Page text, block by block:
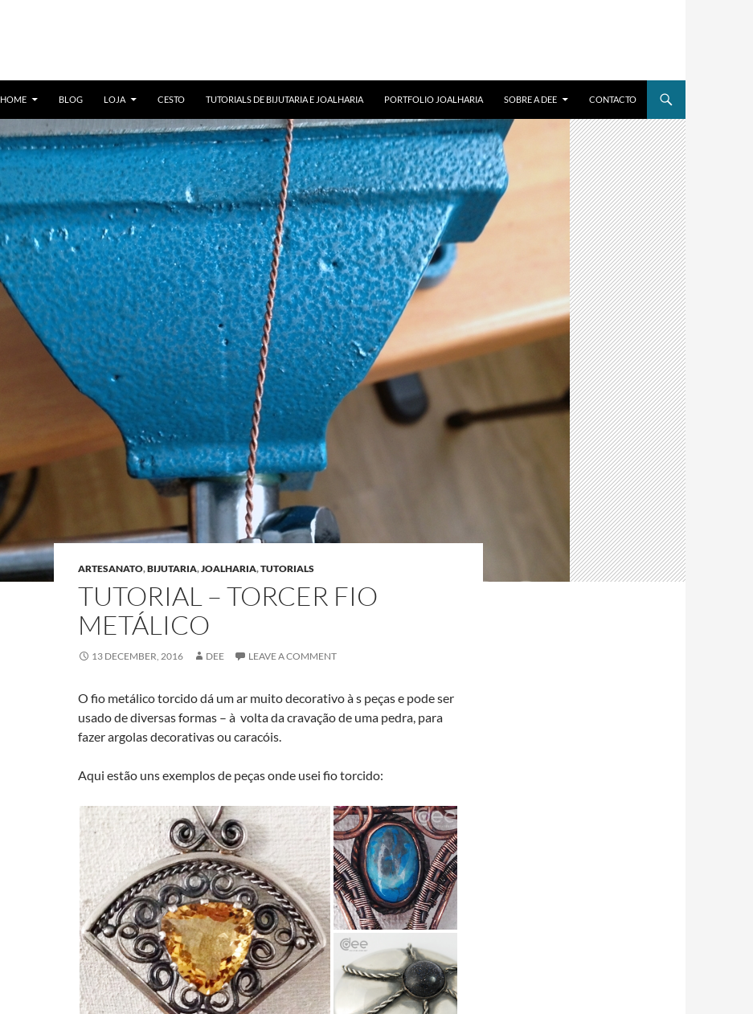
HOME BLOG LOJA CESTO TUTORIALS DE BIJUTARIA E JOALHARIA PORTFOLIO JOALHARIA SOBRE A DEE CONTACTO
ARTESANATO,BIJUTARIA,JOALHARIA,TUTORIALS
TUTORIAL – TORCER FIO
METÁLICO
13 DECEMBER, 2016 DEE LEAVE A COMMENT
O fio metálico torcido dá um ar muito decorativo à s peças e pode ser
usado de diversas formas – à volta da cravação de uma pedra, para
fazer argolas decorativas ou caracóis.
Aqui estão uns exemplos de peças onde usei fio torcido: